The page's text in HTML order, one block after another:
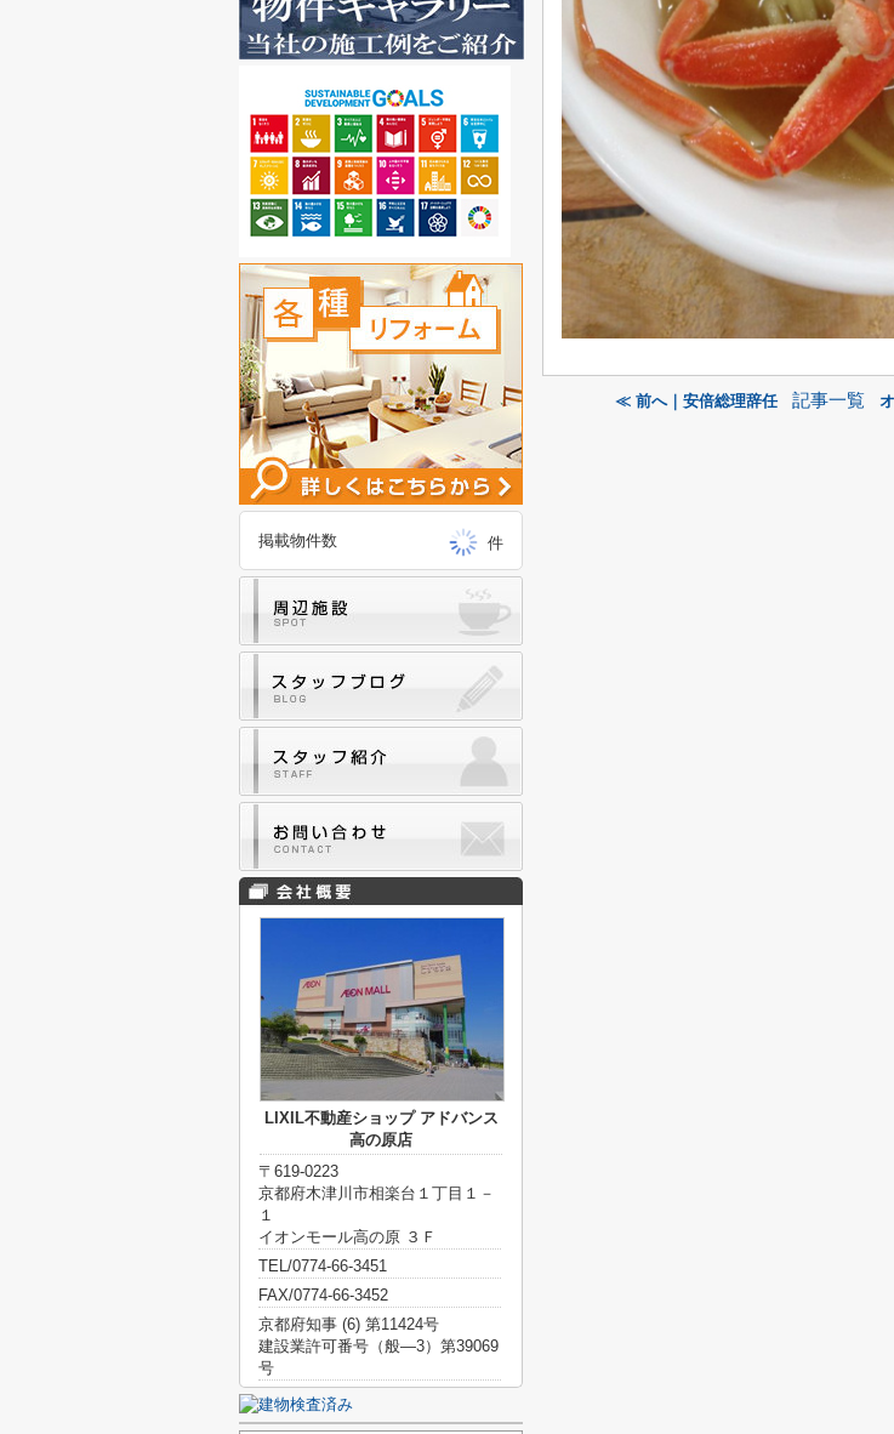
≪ 前へ｜安倍総理辞任 記事一覧
掲載物件数 件
LIXIL不動産ショップ アドバンス
高の原店
〒619-0223
京都府木津川市相楽台１丁目１－
１
イオンモール高の原 ３Ｆ
TEL/0774-66-3451
FAX/0774-66-3452
京都府知事 (6) 第11424号
建設業許可番号（般―3）第39069
号